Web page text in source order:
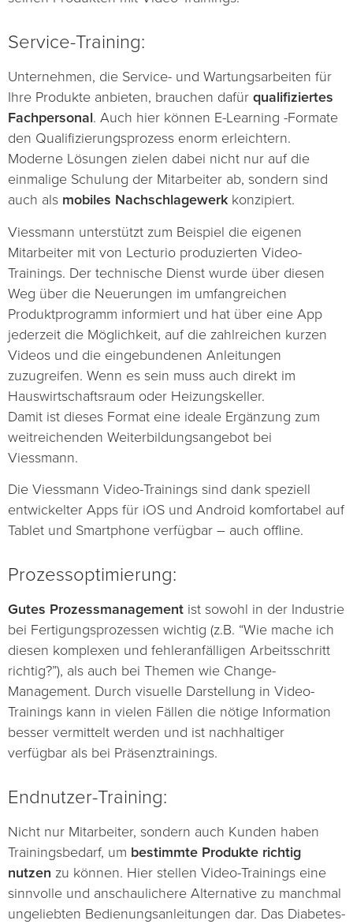
Service-Training:
Unternehmen, die Service- und Wartungsarbeiten für
Ihre Produkte anbieten, brauchen dafür qualifiziertes
Fachpersonal. Auch hier können E-Learning -Formate
den Qualifizierungsprozess enorm erleichtern.
Moderne Lösungen zielen dabei nicht nur auf die
einmalige Schulung der Mitarbeiter ab, sondern sind
auch als mobiles Nachschlagewerk konzipiert.
Viessmann unterstützt zum Beispiel die eigenen
Mitarbeiter mit von Lecturio produzierten Video-
Trainings. Der technische Dienst wurde über diesen
Weg über die Neuerungen im umfangreichen
Produktprogramm informiert und hat über eine App
jederzeit die Möglichkeit, auf die zahlreichen kurzen
Videos und die eingebundenen Anleitungen
zuzugreifen. Wenn es sein muss auch direkt im
Hauswirtschaftsraum oder Heizungskeller.
Damit ist dieses Format eine ideale Ergänzung zum
weitreichenden Weiterbildungsangebot bei
Viessmann.
Die Viessmann Video-Trainings sind dank speziell
entwickelter Apps für iOS und Android komfortabel auf
Tablet und Smartphone verfügbar – auch offline.
Prozessoptimierung:
Gutes Prozessmanagement ist sowohl in der Industrie
bei Fertigungsprozessen wichtig (z.B. “Wie mache ich
diesen komplexen und fehleranfälligen Arbeitsschritt
richtig?”), als auch bei Themen wie Change-
Management. Durch visuelle Darstellung in Video-
Trainings kann in vielen Fällen die nötige Information
besser vermittelt werden und ist nachhaltiger
verfügbar als bei Präsenztrainings.
Endnutzer-Training:
Nicht nur Mitarbeiter, sondern auch Kunden haben
Trainingsbedarf, um bestimmte Produkte richtig
nutzen zu können. Hier stellen Video-Trainings eine
sinnvolle und anschaulichere Alternative zu manchmal
ungeliebten Bedienungsanleitungen dar. Das Diabetes-